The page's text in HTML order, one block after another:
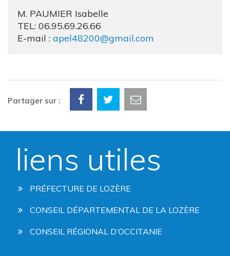
M. PAUMIER Isabelle
TEL: 06.95.69.26.66
E-mail : apel48200@gmail.com
Partager sur :
liens utiles
PRÉFECTURE DE LOZÈRE
CONSEIL DÉPARTEMENTAL DE LA LOZÈRE
CONSEIL RÉGIONAL D’OCCITANIE